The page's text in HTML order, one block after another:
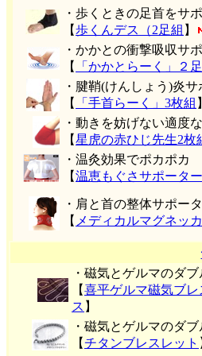
・歩くときの足首をサ
【歩くんデス（2足組 】
・かかとの衝撃吸収サ
【
「かかとらーく」２
・腱鞘(けんしょう)炎
【
「手首らーく」3枚組 】
・動きを妨げない適度
【星虎の赤ひじ先生2枚
・温灸効果でポカポカ
【温恵もぐさサポータ
・肩と首の整体サポー
【 メディカルマグネッ
・磁気とゲルマのダ
【喜平ゲルマ磁気ブ
ス 】
・磁気とゲルマのダ
【チタンブレスレット